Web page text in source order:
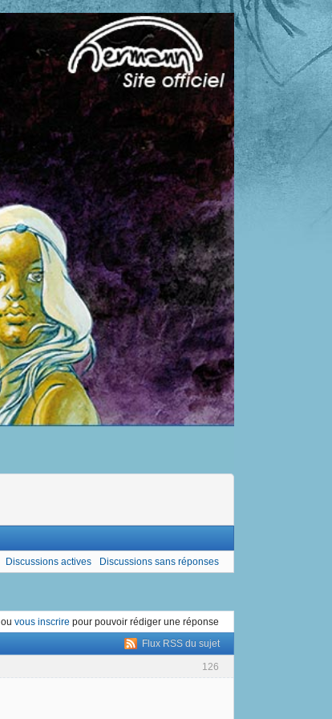
Discussions actives Discussions sans réponses
ou vous inscrire pour pouvoir rédiger une réponse
Flux RSS du sujet
126